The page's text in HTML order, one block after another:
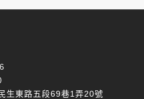
生東路五段69巷1弄20號